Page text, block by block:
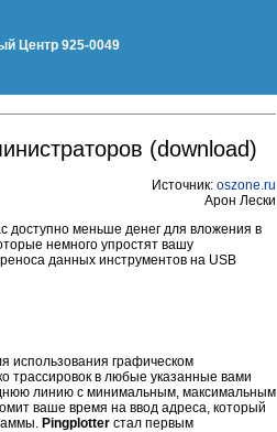
Центр 925-0049
(download)
Источник: oszone .ru
Арон Лески
доступно меньше денег для вложения в
немного упростят вашу
данных инструментов на USB
использования графическом
трассировок в любые указанные вами
линию с минимальным, максимальным
ваше время на ввод адреса, который
Pingplotter стал первым